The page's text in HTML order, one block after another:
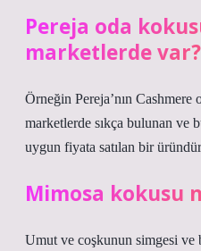
Pereja oda
marketlerde var?
Örneğin Pereja’nın
marketlerde sıkça bulunan ve
uygun fiyata satılan bir
Mimosa kokusu
Umut ve coşkunun simgesi ve